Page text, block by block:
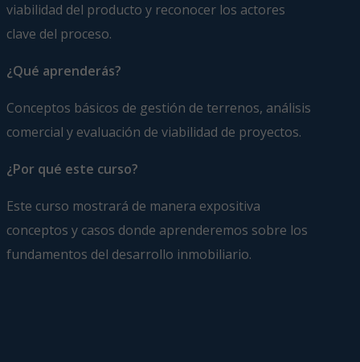
viabilidad del producto y reconocer los actores
clave del proceso.
¿Qué aprenderás?
Conceptos básicos de gestión de terrenos, análisis
comercial y evaluación de viabilidad de proyectos.
¿Por qué este curso?
Este curso mostrará de manera expositiva
conceptos y casos donde aprenderemos sobre los
fundamentos del desarrollo inmobiliario.